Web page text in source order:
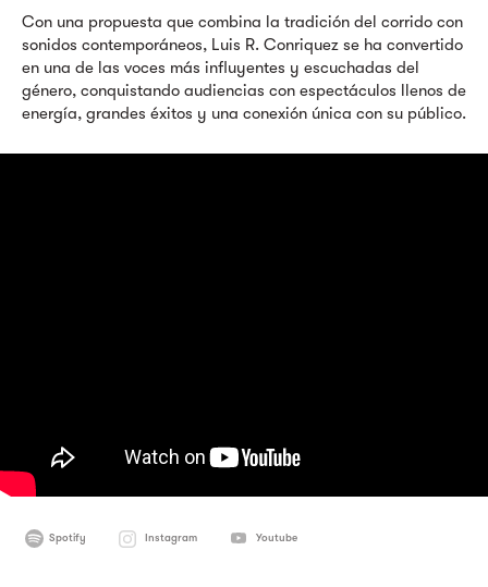
Con una propuesta que combina la tradición del corrido con
sonidos contemporáneos, Luis R. Conriquez se ha convertido
en una de las voces más influyentes y escuchadas del
género, conquistando audiencias con espectáculos llenos de
energía, grandes éxitos y una conexión única con su público.
Spotify Instagram Youtube